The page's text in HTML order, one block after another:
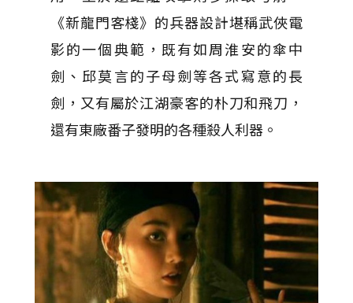
《新龍門客棧》的兵器設計堪稱武俠電
影的一個典範，既有如周淮安的傘中
劍、邱莫言的子母劍等各式寫意的長
劍，又有屬於江湖豪客的朴刀和飛刀，
還有東廠番子發明的各種殺人利器。